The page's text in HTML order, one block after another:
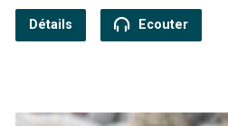
Détails Ecouter